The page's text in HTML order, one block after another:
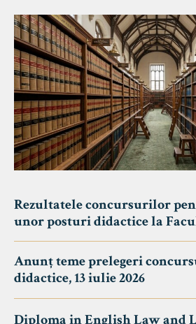
Rezultatele concursurilor
unor posturi didactice la
Anunț teme prelegeri
didactice, 13 iulie 2026
Diploma in English Law and